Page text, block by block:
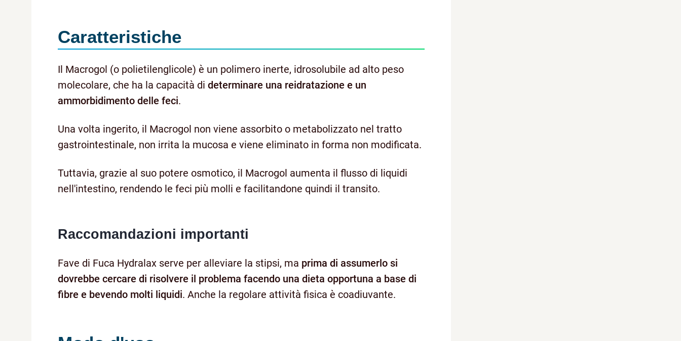
Caratteristiche
Il Macrogol (o polietilenglicole) è un polimero inerte, idrosolubile ad alto peso
molecolare, che ha la capacità di determinare una reidratazione e un
ammorbidimento delle feci.
Una volta ingerito, il Macrogol non viene assorbito o metabolizzato nel tratto
gastrointestinale, non irrita la mucosa e viene eliminato in forma non modificata.
Tuttavia, grazie al suo potere osmotico, il Macrogol aumenta il flusso di liquidi
nell'intestino, rendendo le feci più molli e facilitandone quindi il transito.
Raccomandazioni importanti
Fave di Fuca Hydralax serve per alleviare la stipsi, ma prima di assumerlo si
dovrebbe cercare di risolvere il problema facendo una dieta opportuna a base di
fibre e bevendo molti liquidi. Anche la regolare attività fisica è coadiuvante.